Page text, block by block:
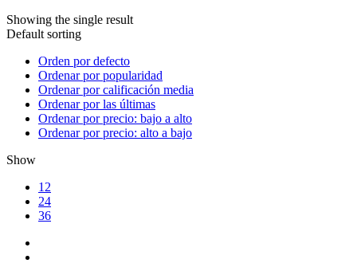
Showing the single result
Default sorting
Orden por defecto
Ordenar por popularidad
Ordenar por calificación media
Ordenar por las últimas
Ordenar por precio: bajo a alto
Ordenar por precio: alto a bajo
Show
12
24
36